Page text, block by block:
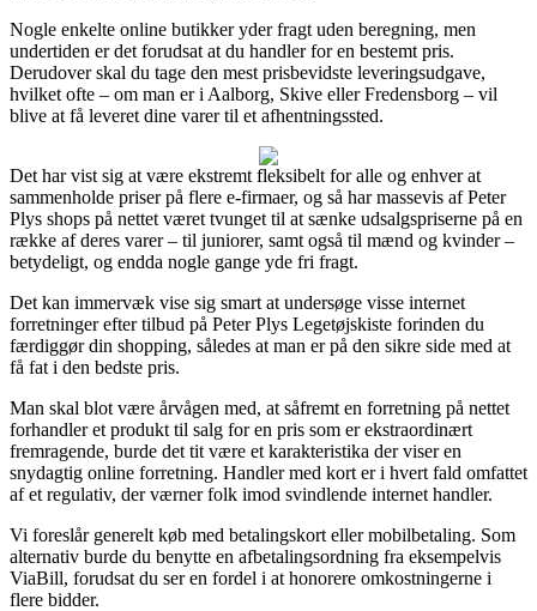
Nogle enkelte online butikker yder fragt uden beregning, men
undertiden er det forudsat at du handler for en bestemt pris.
Derudover skal du tage den mest prisbevidste leveringsudgave,
hvilket ofte – om man er i Aalborg, Skive eller Fredensborg – vil
blive at få leveret dine varer til et afhentningssted.
Det har vist sig at være ekstremt fleksibelt for alle og enhver at
sammenholde priser på flere e-firmaer, og så har massevis af Peter
Plys shops på nettet været tvunget til at sænke udsalgspriserne på en
række af deres varer – til juniorer, samt også til mænd og kvinder –
betydeligt, og endda nogle gange yde fri fragt.
Det kan immervæk vise sig smart at undersøge visse internet
forretninger efter tilbud på Peter Plys Legetøjskiste forinden du
færdiggør din shopping, således at man er på den sikre side med at
få fat i den bedste pris.
Man skal blot være årvågen med, at såfremt en forretning på nettet
forhandler et produkt til salg for en pris som er ekstraordinært
fremragende, burde det tit være et karakteristika der viser en
snydagtig online forretning. Handler med kort er i hvert fald omfattet
af et regulativ, der værner folk imod svindlende internet handler.
Vi foreslår generelt køb med betalingskort eller mobilbetaling. Som
alternativ burde du benytte en afbetalingsordning fra eksempelvis
ViaBill, forudsat du ser en fordel i at honorere omkostningerne i
flere bidder.